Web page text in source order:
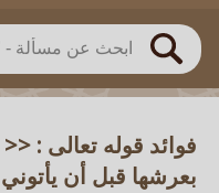
بحث
اللجنة الدائمة
فوائد قوله تعالى : <<
بعرشها قبل أن